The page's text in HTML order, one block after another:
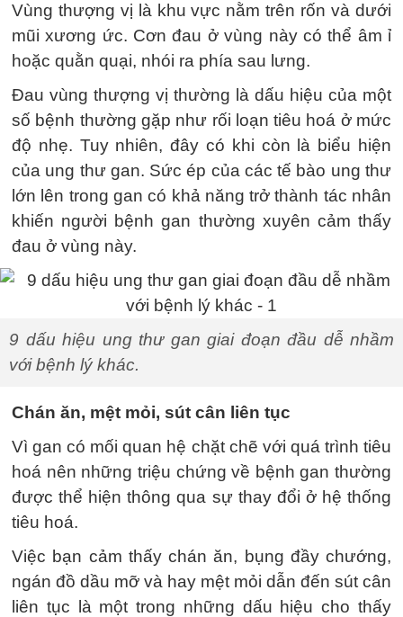
Vùng thượng vị là khu vực nằm trên rốn và dưới
mũi xương ức. Cơn đau ở vùng này có thể âm ỉ
hoặc quằn quại, nhói ra phía sau lưng.
Đau vùng thượng vị thường là dấu hiệu của một
số bệnh thường gặp như rối loạn tiêu hoá ở mức
độ nhẹ. Tuy nhiên, đây có khi còn là biểu hiện
của ung thư gan. Sức ép của các tế bào ung thư
lớn lên trong gan có khả năng trở thành tác nhân
khiến người bệnh gan thường xuyên cảm thấy
đau ở vùng này.
9 dấu hiệu ung thư gan giai đoạn đầu dễ nhầm
với bệnh lý khác.
Chán ăn, mệt mỏi, sút cân liên tục
Vì gan có mối quan hệ chặt chẽ với quá trình tiêu
hoá nên những triệu chứng về bệnh gan thường
được thể hiện thông qua sự thay đổi ở hệ thống
tiêu hoá.
Việc bạn cảm thấy chán ăn, bụng đầy chướng,
ngán đồ dầu mỡ và hay mệt mỏi dẫn đến sút cân
liên tục là một trong những dấu hiệu cho thấy